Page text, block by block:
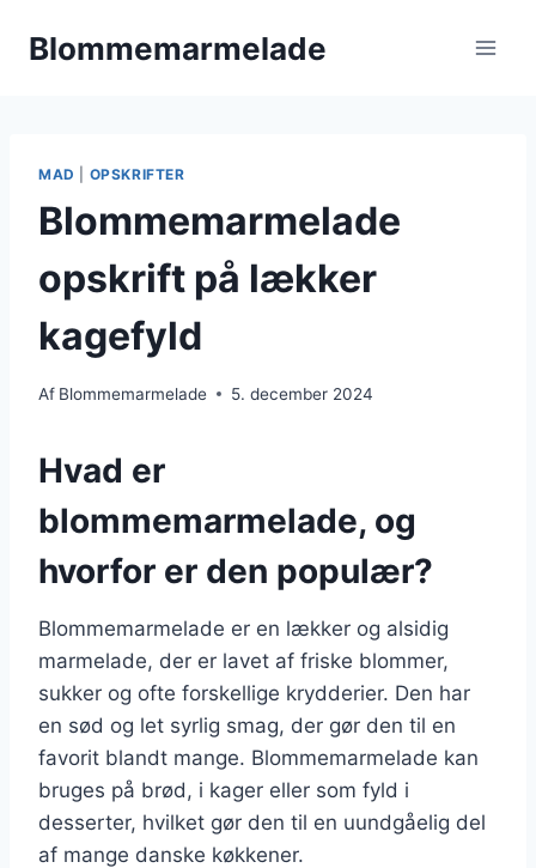
Blommemarmelade
MAD OPSKRIFTER
Blommemarmelade
opskrift på lækker
kagefyld
Af Blommemarmelade 5. december 2024
Hvad er
blommemarmelade, og
hvorfor er den populær?
Blommemarmelade er en lækker og alsidig
marmelade, der er lavet af friske blommer,
sukker og ofte forskellige krydderier. Den har
en sød og let syrlig smag, der gør den til en
favorit blandt mange. Blommemarmelade kan
bruges på brød, i kager eller som fyld i
desserter, hvilket gør den til en uundgåelig del
af mange danske køkkener.